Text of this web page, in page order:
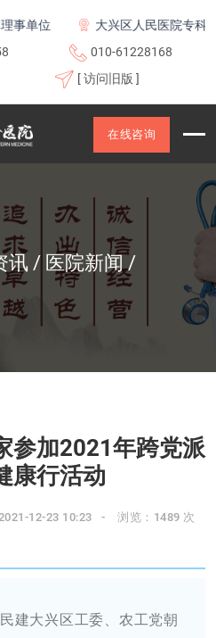
位
大兴区人民医院专科联盟
010-61228168
[ 访问旧版 ]
在线咨询
讯 医院新闻
参加2021年跨党派
康行活动
12-23 10:23 浏览：1489 次
建大兴区工委、农工党朝